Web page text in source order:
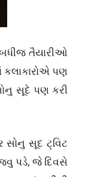
બધીજ તૈયારીઓ
કલાકારોએ પણ
સૂદે પણ કરી
સોનુ સૂદ ટ્વિટ
પડે, જે દિવસે